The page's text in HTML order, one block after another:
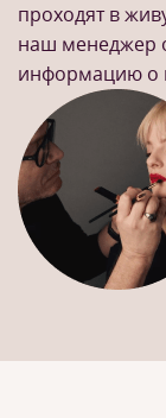
проходят в
наш менеджер
информацию о